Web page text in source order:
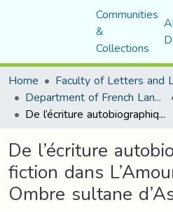
Communities
&
Collections
Home
Department of French Language and Literature
De l’écriture autobiographique à la fiction dans L’Amour, la fantasia et Ombre sultane d’Assia DJEBAR
De l’écriture
fiction dans
Ombre sultane